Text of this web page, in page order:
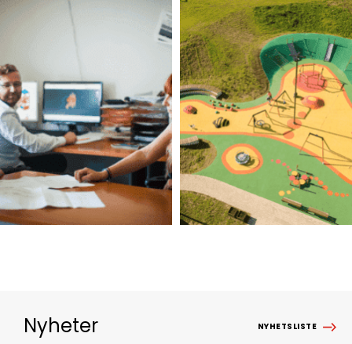
Nyheter NYHETSLISTE